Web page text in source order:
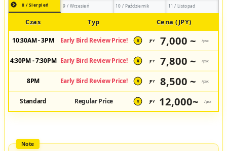
8 / Sierpień 9 / Wrzesień 10 / Październik 11 / Listopad
Czas Typ Cena (JPY)
10:30AM - 3PM Early Bird Review Price! ¥ JPY 7,000 ~ /pax
4:30PM - 7:30PM Early Bird Review Price! ¥ JPY 7,800 ~ /pax
8PM Early Bird Review Price! ¥ JPY 8,500 ~ /pax
Standard Regular Price ¥ JPY 12,000~ /pax